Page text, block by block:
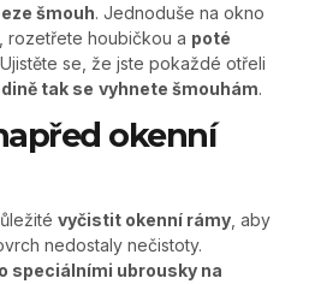
šmouh. Jednoduše na okno
, rozetřete houbičkou a poté
se, že jste pokaždé otřeli
tak se vyhnete šmouhám.
okenní
vyčistit okenní rámy , aby
nedostaly nečistoty.
speciálními ubrousky na